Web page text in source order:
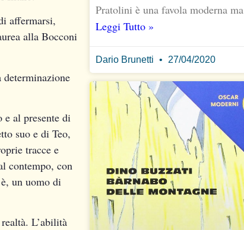
affermarsi,
alla Bocconi
e al presente di
suo e di Teo,
tracce e
contempo, con
un uomo di
L’abilità
Pratolini è una favola moderna ma
Leggi Tutto »
Dario Brunetti 27/04/2020